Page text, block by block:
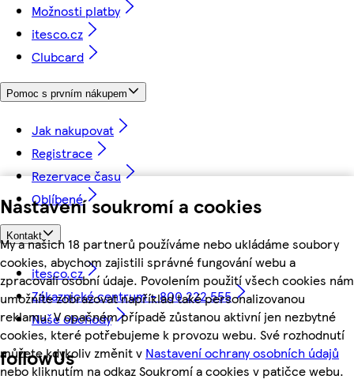
Nastavení soukromí a cookies
My a našich 18 partnerů používáme nebo ukládáme soubory
cookies, abychom zajistili správné fungování webu a
zpracovali osobní údaje. Povolením použití všech cookies nám
umožníte zobrazovat například také personalizovanou
reklamu. V opačném případě zůstanou aktivní jen nezbytné
cookies, které potřebujeme k provozu webu. Své rozhodnutí
můžete kdykoliv změnit v Nastavení ochrany osobních údajů
nebo kliknutím na odkaz Soukromí a cookies v patičce webu.
Možnosti platby
itesco.cz
Clubcard
Pomoc s prvním nákupem
Jak nakupovat
Registrace
Rezervace času
Oblíbené
Kontakt
itesco.cz
Zákaznické centrum - 800 222 555
Naše obchody
followUs